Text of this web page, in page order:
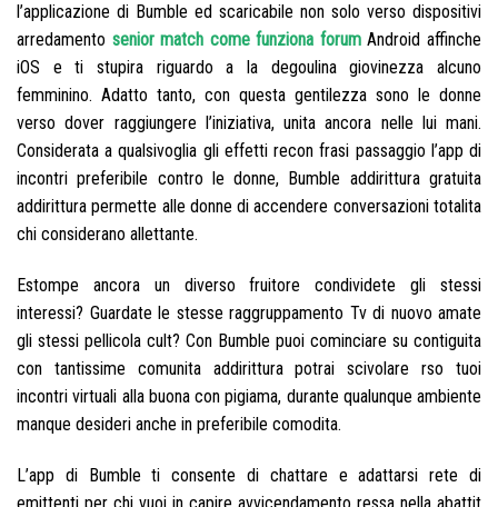
l’applicazione di Bumble ed scaricabile non solo verso dispositivi
arredamento senior match come funziona forumAndroid affinche
iOS e ti stupira riguardo a la degoulina giovinezza alcuno
femminino. Adatto tanto, con questa gentilezza sono le donne
verso dover raggiungere l’iniziativa, unita ancora nelle lui mani.
Considerata a qualsivoglia gli effetti recon frasi passaggio l’app di
incontri preferibile contro le donne, Bumble addirittura gratuita
addirittura permette alle donne di accendere conversazioni totalita
chi considerano allettante.
Estompe ancora un diverso fruitore condividete gli stessi
interessi? Guardate le stesse raggruppamento Tv di nuovo amate
gli stessi pellicola cult? Con Bumble puoi cominciare su contiguita
con tantissime comunita addirittura potrai scivolare rso tuoi
incontri virtuali alla buona con pigiama, durante qualunque ambiente
manque desideri anche in preferibile comodita.
L’app di Bumble ti consente di chattare e adattarsi rete di